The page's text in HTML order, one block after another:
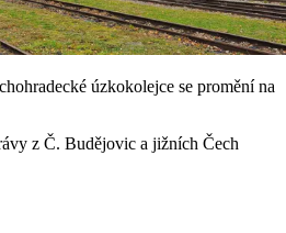
úzkokolejce se promění na
z Č. Budějovic a jižních Čech